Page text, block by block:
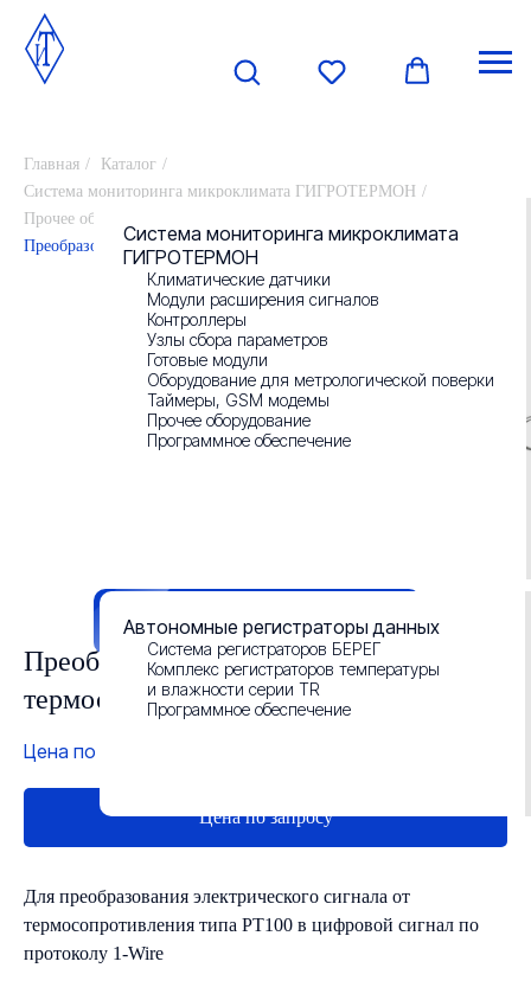
О компании
Новости
Контакты
Отзывы
Смотреть презентацию
Автономные регистраторы данных
Система регистраторов БЕРЕГ
Комплекс регистраторов температуры
и влажности серии TR
Программное обеспечение
Система мониторинга микроклимата
ГИГРОТЕРМОН
Климатические датчики
Модули расширения сигналов
Контроллеры
Узлы сбора параметров
Готовые модули
Оборудование для метрологической поверки
Таймеры, GSM модемы
Прочее оборудование
Программное обеспечение
Главная / Каталог /
Система мониторинга микроклимата ГИГРОТЕРМОН /
Прочее оборудование
Преобразователь сигналов термосопротивлений ПС-1W-PT100
Преобразователь сигналов
термосопротивлений ПС-1W-PT100
Цена по запросу
Для преобразования электрического сигнала от
термосопротивления типа PT100 в цифровой сигнал по
протоколу 1-Wire